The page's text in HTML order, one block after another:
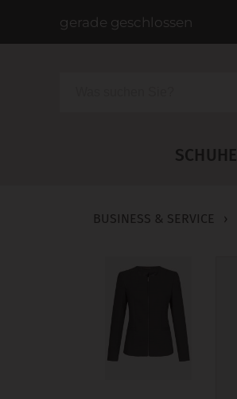
gerade geschlossen
SCHUHE
BUSINESS & SERVICE ›